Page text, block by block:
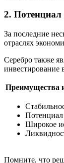
2. Потенциал
За последние
отраслях
Серебро также
Преимущества
Широкое
Помните, что